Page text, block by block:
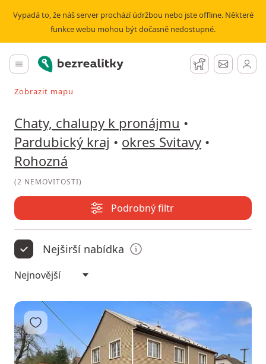
Vypadá to, že náš server prochází údržbou nebo jste offline. Některé
funkce webu mohou být dočasně nedostupné.
Hlavní menu
Bezrealitky Hlídací pes
Zprávy
Vyhledávat při pohybu v mapě
Zobrazit mapu
Chaty, chalupy k pronájmu •
Pardubický kraj • okres Svitavy •
Rohozná
(2 NEMOVITOSTI)
Podrobný filtr
Nejširší nabídka
Přidat do oblíbených